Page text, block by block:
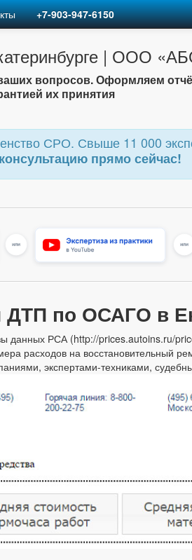
+7-903-947-6150
| ООО
вопросов. Оформляем
их принятия
СРО. Свыше 11 000
прямо сейчас!
по ОСАГО в
данных РСА (http://prices.autoins.ru/
расходов на восстановительный
экспертами-техниками,